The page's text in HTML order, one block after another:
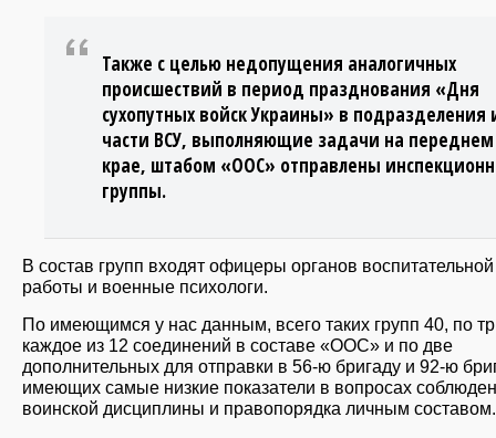
Также с целью недопущения аналогичных
происшествий в период празднования «Дня
сухопутных войск Украины» в подразделения
части ВСУ, выполняющие задачи на переднем
крае, штабом «ООС» отправлены
группы.
В состав групп входят офицеры органов воспитательной
работы и военные психологи.
По имеющимся у нас данным, всего таких групп 40, по
каждое из 12 соединений в составе «ООС» и по две
дополнительных для отправки в 56-ю бригаду и 92-ю
имеющих самые низкие показатели в вопросах
воинской дисциплины и правопорядка личным составом.